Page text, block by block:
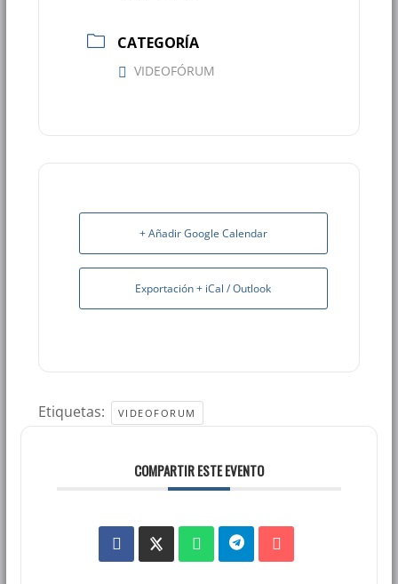
CATEGORÍA
VIDEOFÓRUM
+ Añadir Google Calendar
Exportación + iCal / Outlook
Etiquetas: VIDEOFORUM
COMPARTIR ESTE EVENTO